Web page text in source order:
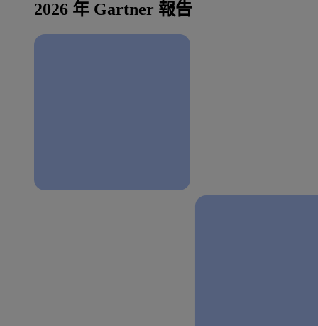
2026 年 Gartner 報告